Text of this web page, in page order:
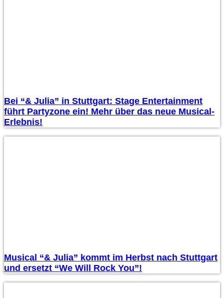
Bei “& Julia” in Stuttgart: Stage Entertainment
führt Partyzone ein! Mehr über das neue Musical-
Erlebnis!
Musical “& Julia” kommt im Herbst nach Stuttgart
und ersetzt “We Will Rock You”!